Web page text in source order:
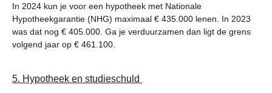
In 2024 kun je voor een hypotheek met Nationale
Hypotheekgarantie (NHG) maximaal € 435.000 lenen. In 2023
was dat nog € 405.000. Ga je verduurzamen dan ligt de grens
volgend jaar op € 461.100.
5. Hypotheek en studieschuld